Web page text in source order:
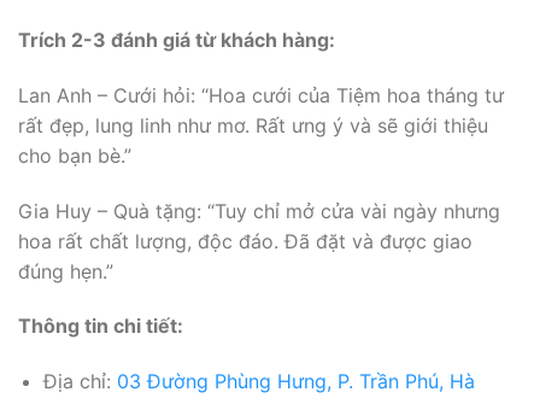
Trích 2-3 đánh giá từ khách hàng:
Lan Anh – Cưới hỏi: “Hoa cưới của Tiệm hoa tháng tư
rất đẹp, lung linh như mơ. Rất ưng ý và sẽ giới thiệu
cho bạn bè.”
Gia Huy – Quà tặng: “Tuy chỉ mở cửa vài ngày nhưng
hoa rất chất lượng, độc đáo. Đã đặt và được giao
đúng hẹn.”
Thông tin chi tiết:
Địa chỉ: 03 Đường Phùng Hưng, P. Trần Phú, Hà